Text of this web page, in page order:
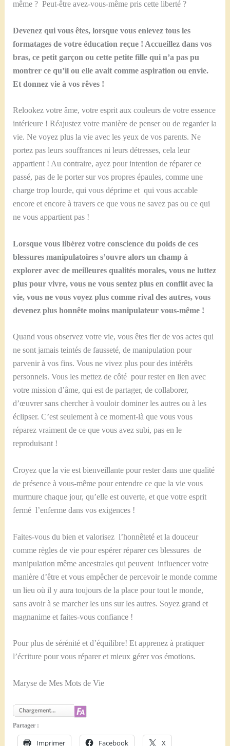
même ? Peut-être avez-vous-même pris cette liberté ?
Devenez qui vous êtes, lorsque vous enlevez tous les
formatages de votre éducation reçue ! Accueillez dans vos
bras, ce petit garçon ou cette petite fille qui n’a pas pu
montrer ce qu’il ou elle avait comme aspiration ou envie.
Et donnez vie à vos rêves !
Relookez votre âme, votre esprit aux couleurs de votre essence
intérieure ! Réajustez votre manière de penser ou de regarder la
vie. Ne voyez plus la vie avec les yeux de vos parents. Ne
portez pas leurs souffrances ni leurs détresses, cela leur
appartient ! Au contraire, ayez pour intention de réparer ce
passé, pas de le porter sur vos propres épaules, comme une
charge trop lourde, qui vous déprime et qui vous accable
encore et encore à travers ce que vous ne savez pas ou ce qui
ne vous appartient pas !
Lorsque vous libérez votre conscience du poids de ces
blessures manipulatoires s’ouvre alors un champ à
explorer avec de meilleures qualités morales, vous ne luttez
plus pour vivre, vous ne vous sentez plus en conflit avec la
vie, vous ne vous voyez plus comme rival des autres, vous
devenez plus honnête moins manipulateur vous-même !
Quand vous observez votre vie, vous êtes fier de vos actes qui
ne sont jamais teintés de fausseté, de manipulation pour
parvenir à vos fins. Vous ne vivez plus pour des intérêts
personnels. Vous les mettez de côté pour rester en lien avec
votre mission d’âme, qui est de partager, de collaborer,
d’œuvrer sans chercher à vouloir dominer les autres ou à les
éclipser. C’est seulement à ce moment-là que vous vous
réparez vraiment de ce que vous avez subi, pas en le
reproduisant !
Croyez que la vie est bienveillante pour rester dans une qualité
de présence à vous-même pour entendre ce que la vie vous
murmure chaque jour, qu’elle est ouverte, et que votre esprit
fermé l’enferme dans vos exigences !
Faites-vous du bien et valorisez l’honnêteté et la douceur
comme règles de vie pour espérer réparer ces blessures de
manipulation même ancestrales qui peuvent influencer votre
manière d’être et vous empêcher de percevoir le monde comme
un lieu où il y aura toujours de la place pour tout le monde,
sans avoir à se marcher les uns sur les autres. Soyez grand et
magnanime et faites-vous confiance !
Pour plus de sérénité et d’équilibre! Et apprenez à pratiquer
l’écriture pour vous réparer et mieux gérer vos émotions.
Maryse de Mes Mots de Vie
Partager :
Imprimer Facebook X